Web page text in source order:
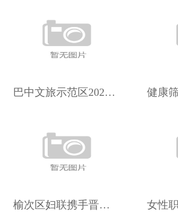
巴中文旅示范区2025年公开招聘员额管理工作人员体检相关事宜
榆次区妇联携手晋中美年大健康开展“关爱打工妈妈 守护健康芳华